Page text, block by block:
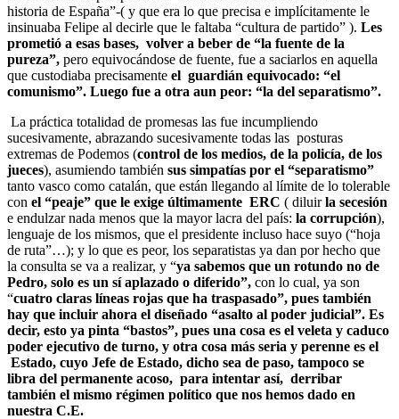
historia de España”-( y que era lo que precisa e implícitamente le
insinuaba Felipe al decirle que le faltaba “cultura de partido” ). Les
prometió a esas bases, volver a beber de “la fuente de la
pureza”, pero equivocándose de fuente, fue a saciarlos en aquella
que custodiaba precisamente el guardián equivocado: “el
comunismo”. Luego fue a otra aun peor: “la del separatismo”.
La práctica totalidad de promesas las fue incumpliendo
sucesivamente, abrazando sucesivamente todas las posturas
extremas de Podemos (control de los medios, de la policía, de los
jueces), asumiendo también sus simpatías por el “separatismo”
tanto vasco como catalán, que están llegando al límite de lo tolerable
con el “peaje” que le exige últimamente ERC ( diluirla secesión
e endulzar nada menos que la mayor lacra del país: la corrupción),
lenguaje de los mismos, que el presidente incluso hace suyo (“hoja
de ruta”…); y lo que es peor, los separatistas ya dan por hecho que
la consulta se va a realizar, y “ya sabemos que un rotundo no de
Pedro, solo es un sí aplazado o diferido”, con lo cual, ya son
“cuatro claras líneas rojas que ha traspasado”, pues también
hay que incluir ahora el diseñado “asalto al poder judicial”. Es
decir, esto ya pinta “bastos”, pues una cosa es el veleta y caduco
poder ejecutivo de turno, y otra cosa más seria y perenne es el
Estado, cuyo Jefe de Estado, dicho sea de paso, tampoco se
libra del permanente acoso, para intentar así, derribar
también el mismo régimen político que nos hemos dado en
nuestra C.E.